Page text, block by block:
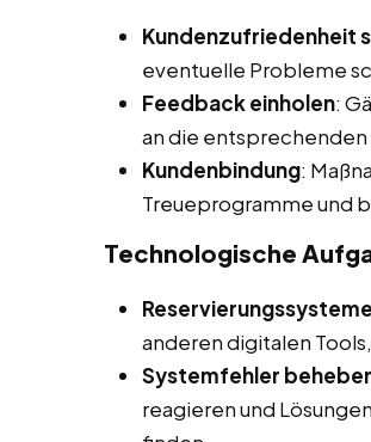
Kundenzufriedenheit
eventuelle Probleme
Feedback einholen:
an die
Kundenbindung:
Treueprogramme und
Technologische
anderen digitalen
Systemfehler
reagieren und